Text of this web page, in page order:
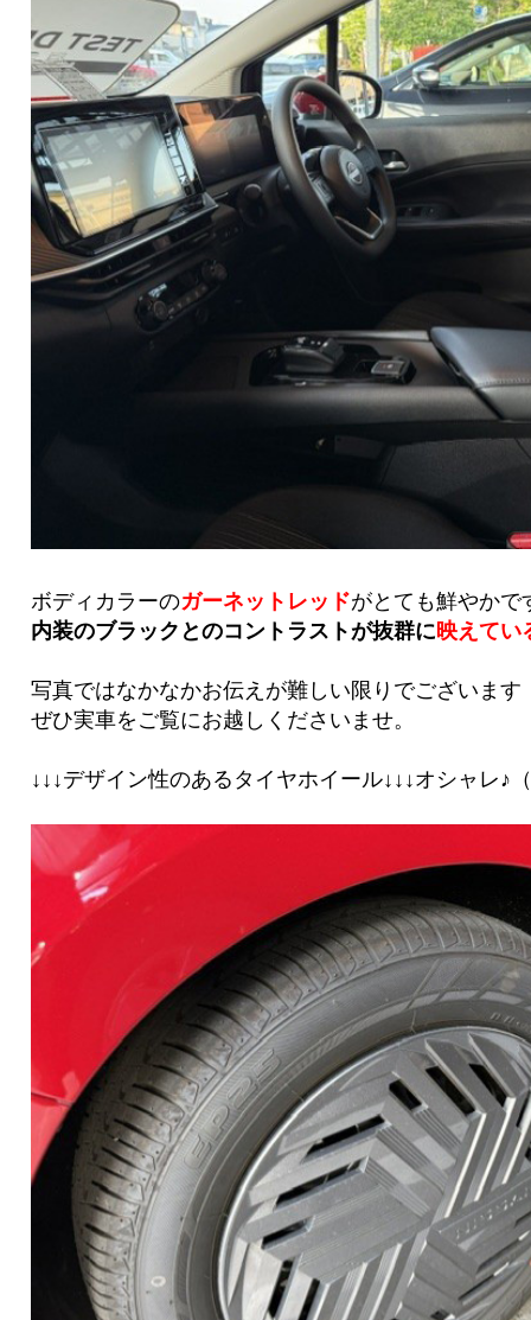
ボディカラーのガーネットレッドがとても鮮やかで
内装のブラックとのコントラストが抜群に映えてい
写真ではなかなかお伝えが難しい限りでございます
ぜひ実車をご覧にお越しくださいませ。
↓↓↓デザイン性のあるタイヤホイール↓↓↓オシャレ♪